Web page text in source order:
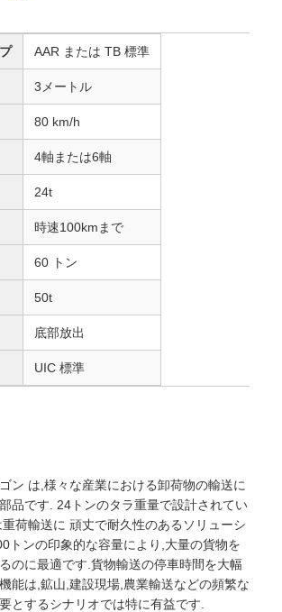
AAR または TB 標準
3メートル
80 km/h
4軸または6軸
24t
時速100kmまで
60 トン
50t
底部放出
UIC 標準
ン は,様々な産業における卸荷物の輸送に
品です. 24トンのタラ重量で設計されてい
重荷輸送に 頑丈で耐久性のあるソリューシ
トンの印象的な容量により,大量の貨物を
のに最適です.貨物輸送の停車時間を大幅
能は,鉱山,建設現場,農業輸送などの頻繁な
とするシナリオでは特に有益です.